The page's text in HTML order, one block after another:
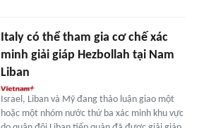
Italy có thể tham gia cơ chế xác
minh giải giáp Hezbollah tại Nam
Liban
Israel, Liban và Mỹ đang thảo luận giao một
hoặc một nhóm nước thứ ba xác minh khu vực